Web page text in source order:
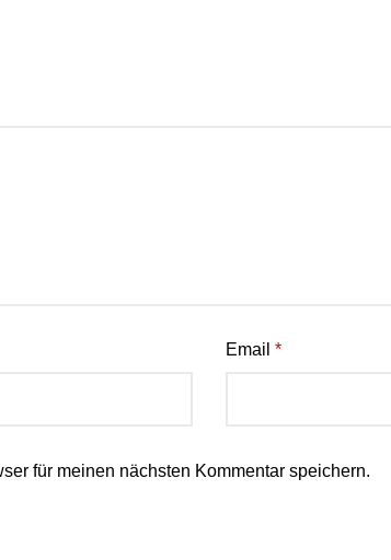
Email *
für meinen nächsten Kommentar speichern.